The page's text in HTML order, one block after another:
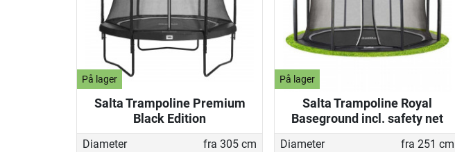
På lager
Salta Trampoline Premium
Black Edition
Diameter
fra 305 cm
På lager
Salta Trampoline Royal
Baseground incl. safety net
Diameter
fra 251 cm